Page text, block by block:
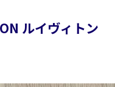
ルイヴィトン